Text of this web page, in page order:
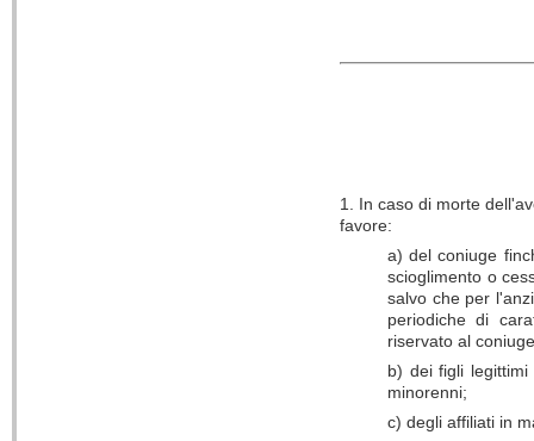
1. In caso di morte
favore:
a) del coniuge
scioglimento o
salvo che per
periodiche di
riservato al
b) dei figli
minorenni;
c) degli affiliati in